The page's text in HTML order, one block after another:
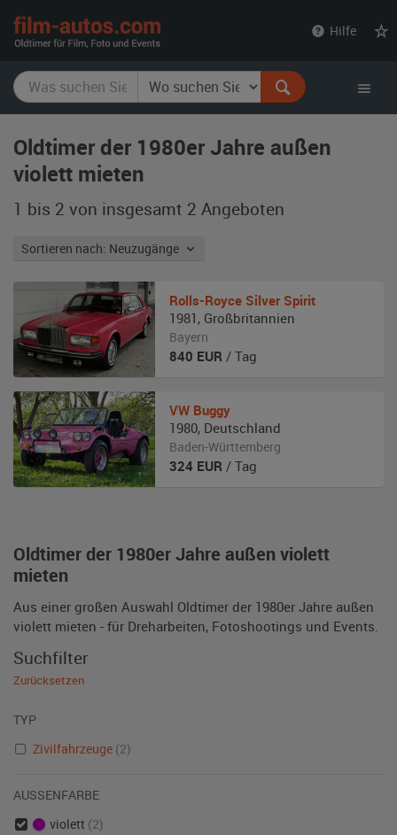
Hilfe
Oldtimer der 1980er Jahre außen
violett mieten
1 bis 2 von insgesamt 2 Angeboten
Sortieren nach: Neuzugänge
Oldtimer der 1980er Jahre außen violett
mieten
Aus einer großen Auswahl Oldtimer der 1980er Jahre außen
violett mieten - für Dreharbeiten, Fotoshootings und Events.
Rolls-Royce Silver Spirit
1981 , Großbritannien
Bayern
840 EUR / Tag
VW Buggy
1980, Deutschland
Baden-Württemberg
324 EUR / Tag
Suchfilter
Zurücksetzen
TYP
Zivilfahrzeuge (2)
AUSSENFARBE
violett (2)